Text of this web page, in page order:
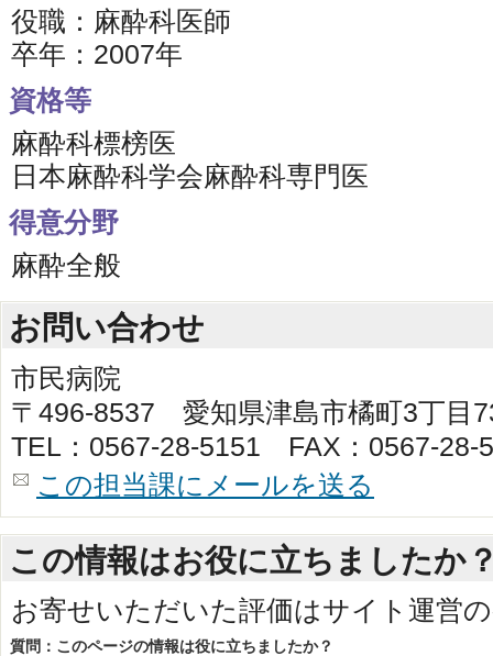
役職：麻酔科医師
卒年：2007年
資格等
麻酔科標榜医
日本麻酔科学会麻酔科専門医
得意分野
麻酔全般
お問い合わせ
市民病院
〒496-8537 愛知県津島市橘町3丁目
TEL：0567-28-5151 FAX：0567-28-
この担当課にメールを送る
この情報はお役に立ちましたか
お寄せいただいた評価はサイト運営
質問：このページの情報は役に立ちましたか？